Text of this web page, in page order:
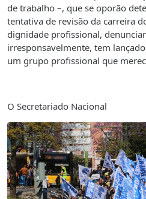
de trabalho –, que se oporão
tentativa de revisão da carreira
dignidade profissional,
irresponsavelmente, tem
um grupo profissional que
O Secretariado Nacional